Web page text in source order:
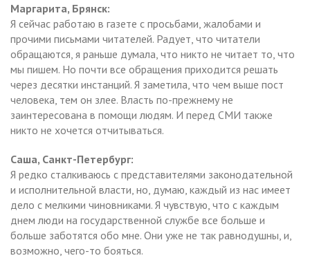
Маргарита, Брянск:
Я сейчас работаю в газете с просьбами, жалобами и
прочими письмами читателей. Радует, что читатели
обращаются, я раньше думала, что никто не читает то, что
мы пишем. Но почти все обращения приходится решать
через десятки инстанций. Я заметила, что чем выше пост
человека, тем он злее. Власть по-прежнему не
заинтересована в помощи людям. И перед СМИ также
никто не хочется отчитываться.
Саша, Санкт-Петербург:
Я редко сталкиваюсь с представителями законодательной
и исполнительной власти, но, думаю, каждый из нас имеет
дело с мелкими чиновниками. Я чувствую, что с каждым
днем люди на государственной службе все больше и
больше заботятся обо мне. Они уже не так равнодушны, и,
возможно, чего-то бояться.